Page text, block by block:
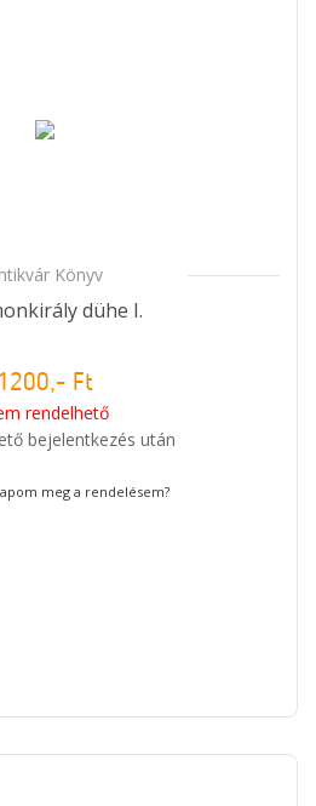
Könyv
dühe I.
Ft
rendelhető
bejelentkezés után
meg a rendelésem?